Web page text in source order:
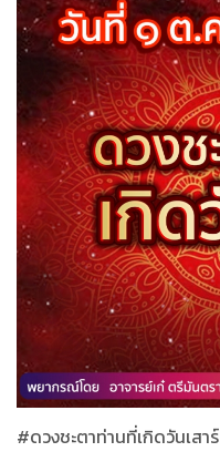
#ดวงชะตาท่านที่เกิดวันเสาร์